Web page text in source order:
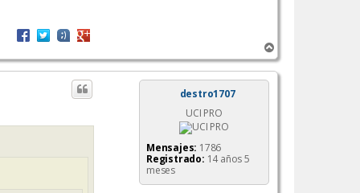
r
r
destro1707
UCI PRO
Mensajes: 1786
Registrado: 14 años 5
meses